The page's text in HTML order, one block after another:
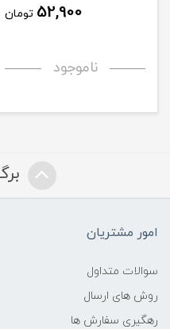
52,900 تومان
ناموجود
امور مشتریان
سوالات متداول
روش های ارسال
رهگیری سفارش ها